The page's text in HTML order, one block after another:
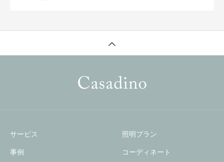
サービス
事例
照明プラン
コーディネート